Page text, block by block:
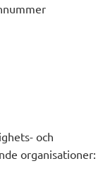
och
organisationer: